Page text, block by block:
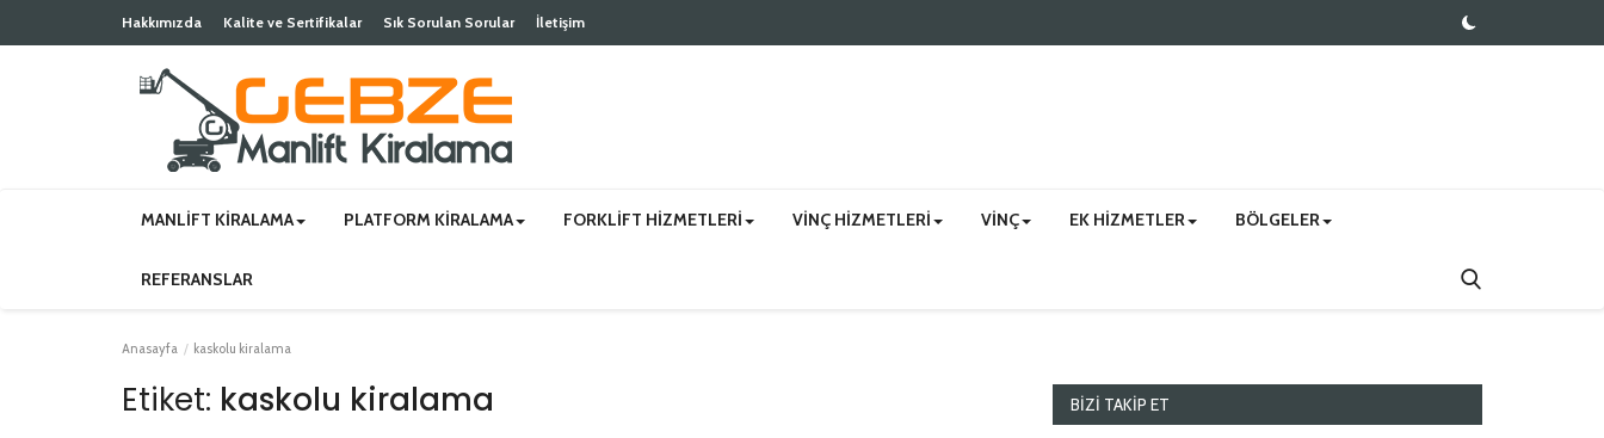
Hakkımızda Kalite ve Sertifikalar Sık Sorulan Sorular İletişim
MANLIFT KIRALAMA PLATFORM KIRALAMA FORKLIFT HIZMETLERI VINÇ HIZMETLERI VINÇ EK HIZMETLER BÖLGELER
REFERANSLAR
Anasayfa kaskolu kiralama
Etiket: kaskolu kiralama BIZI TAKIP ET